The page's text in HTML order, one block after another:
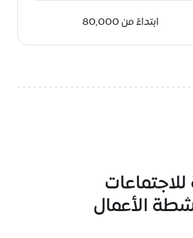
ابتداءً من 80,000
الأعمال